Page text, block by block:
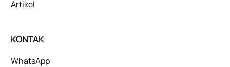
Artikel
KONTAK
WhatsApp